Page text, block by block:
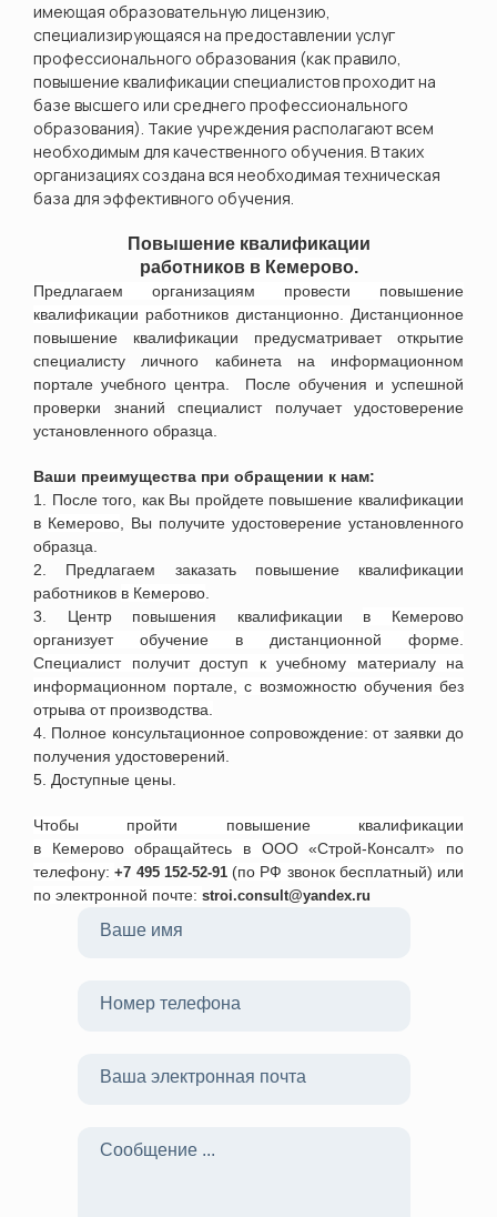
имеющая образовательную лицензию,
специализирующаяся на предоставлении услуг
профессионального образования (как правило,
повышение квалификации специалистов проходит на
базе высшего или среднего профессионального
образования). Такие учреждения располагают всем
необходимым для качественного обучения. В таких
организациях создана вся необходимая техническая
база для эффективного обучения.
Повышение квалификации
работников в Кемерово.
Предлагаем организациям провести повышение
квалификации работников дистанционно. Дистанционное
повышение квалификации предусматривает открытие
специалисту личного кабинета на информационном
портале учебного центра. После обучения и успешной
проверки знаний специалист получает удостоверение
установленного образца.
Ваши преимущества при обращении к нам:
1. После того, как Вы пройдете повышение квалификации
в Кемерово , Вы получите удостоверение установленного
образца.
2. Предлагаем заказать повышение квалификации
работников в Кемерово
3. Центр повышения квалификации в Кемерово
организует обучение в дистанционной форме.
Специалист получит доступ к учебному материалу на
информационном портале, с возможностю обучения без
отрыва от производства.
4. Полное консультационное сопровождение: от заявки до
получения удостоверений.
5. Доступные цены.
Чтобы пройти повышение квалификации
в Кемеровообращайтесь в ООО «Строй-Консалт»
по
телефону:+7 495 152-52-91(по РФ звонок бесплатный) или
по электронной почте: stroi.consult@yandex.ru